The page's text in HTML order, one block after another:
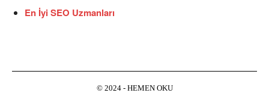
En İyi SEO Uzmanları
© 2024 - HEMEN OKU